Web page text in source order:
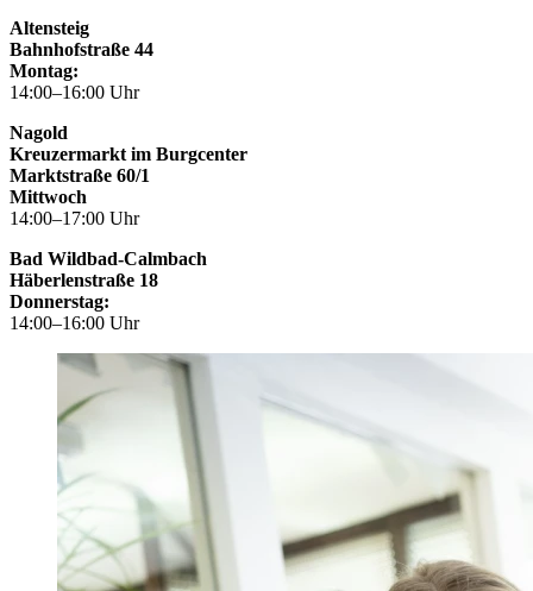
Altensteig
Bahnhofstraße 44
Montag:
14:00–16:00 Uhr
Nagold
Kreuzermarkt im Burgcenter
Marktstraße 60/1
Mittwoch
14:00–17:00 Uhr
Bad Wildbad-Calmbach
Häberlenstraße 18
Donnerstag:
14:00–16:00 Uhr